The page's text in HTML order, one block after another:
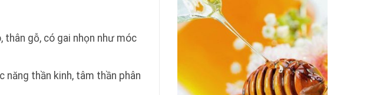
thân gỗ, có gai nhọn như móc
năng thần kinh, tâm thần phân